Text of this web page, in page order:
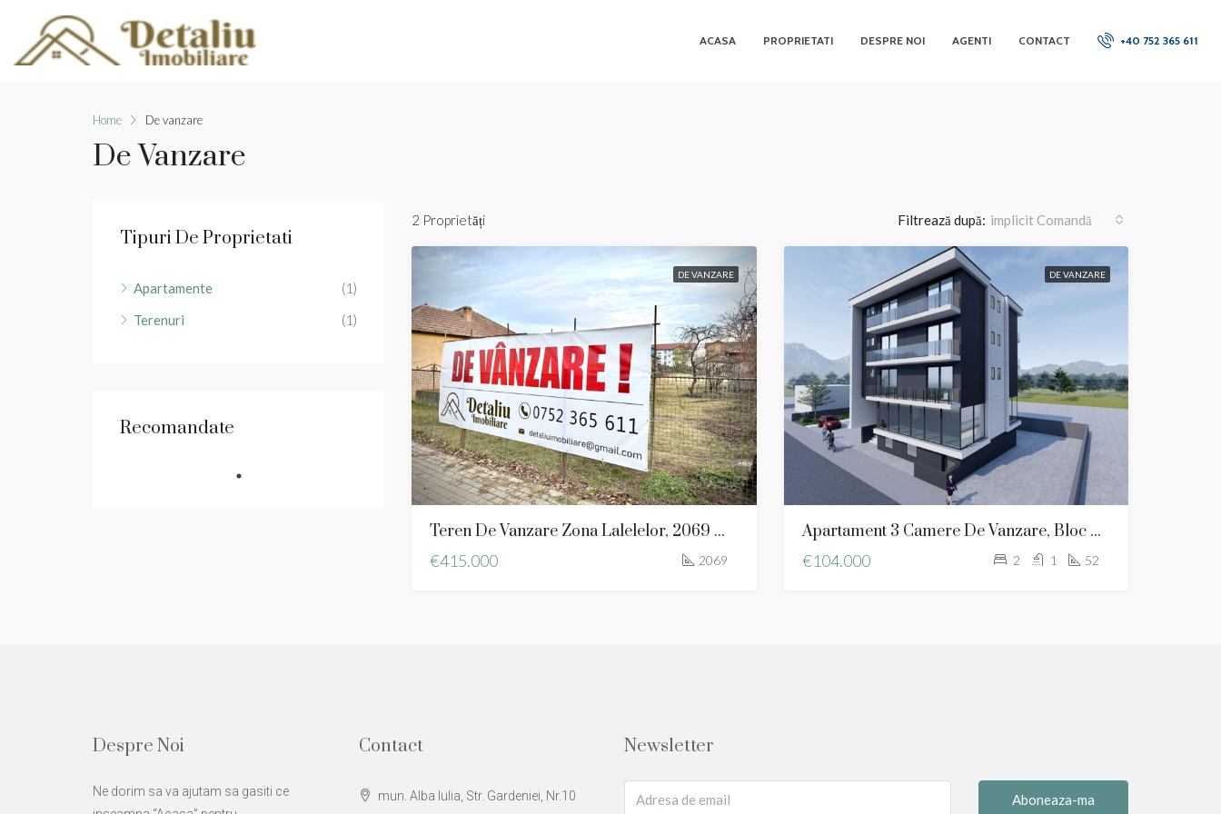
ACASA PROPRIETATI DESPRE NOI AGENTI CONTACT +40 752 365 611
Home De vanzare
De Vanzare
2 Proprietăți Filtrează după: implicit Comandă
DE VANZARE
Teren De Vanzare Zona Lalelelor, 2069 Mp, 28 Ml Deschidere, Toate Utilitatile
€415.000
2069
DE VANZARE
Apartament 3 Camere De Vanzare, Bloc NOU
€104.000
2 1 52
Tipuri De Proprietati
Apartamente
(1)
Terenuri
(1)
Recomandate
Despre Noi
Ne dorim sa va ajutam sa gasiti ce
Contact
mun. Alba Iulia, Str. Gardeniei, Nr.10
Newsletter
Aboneaza-ma